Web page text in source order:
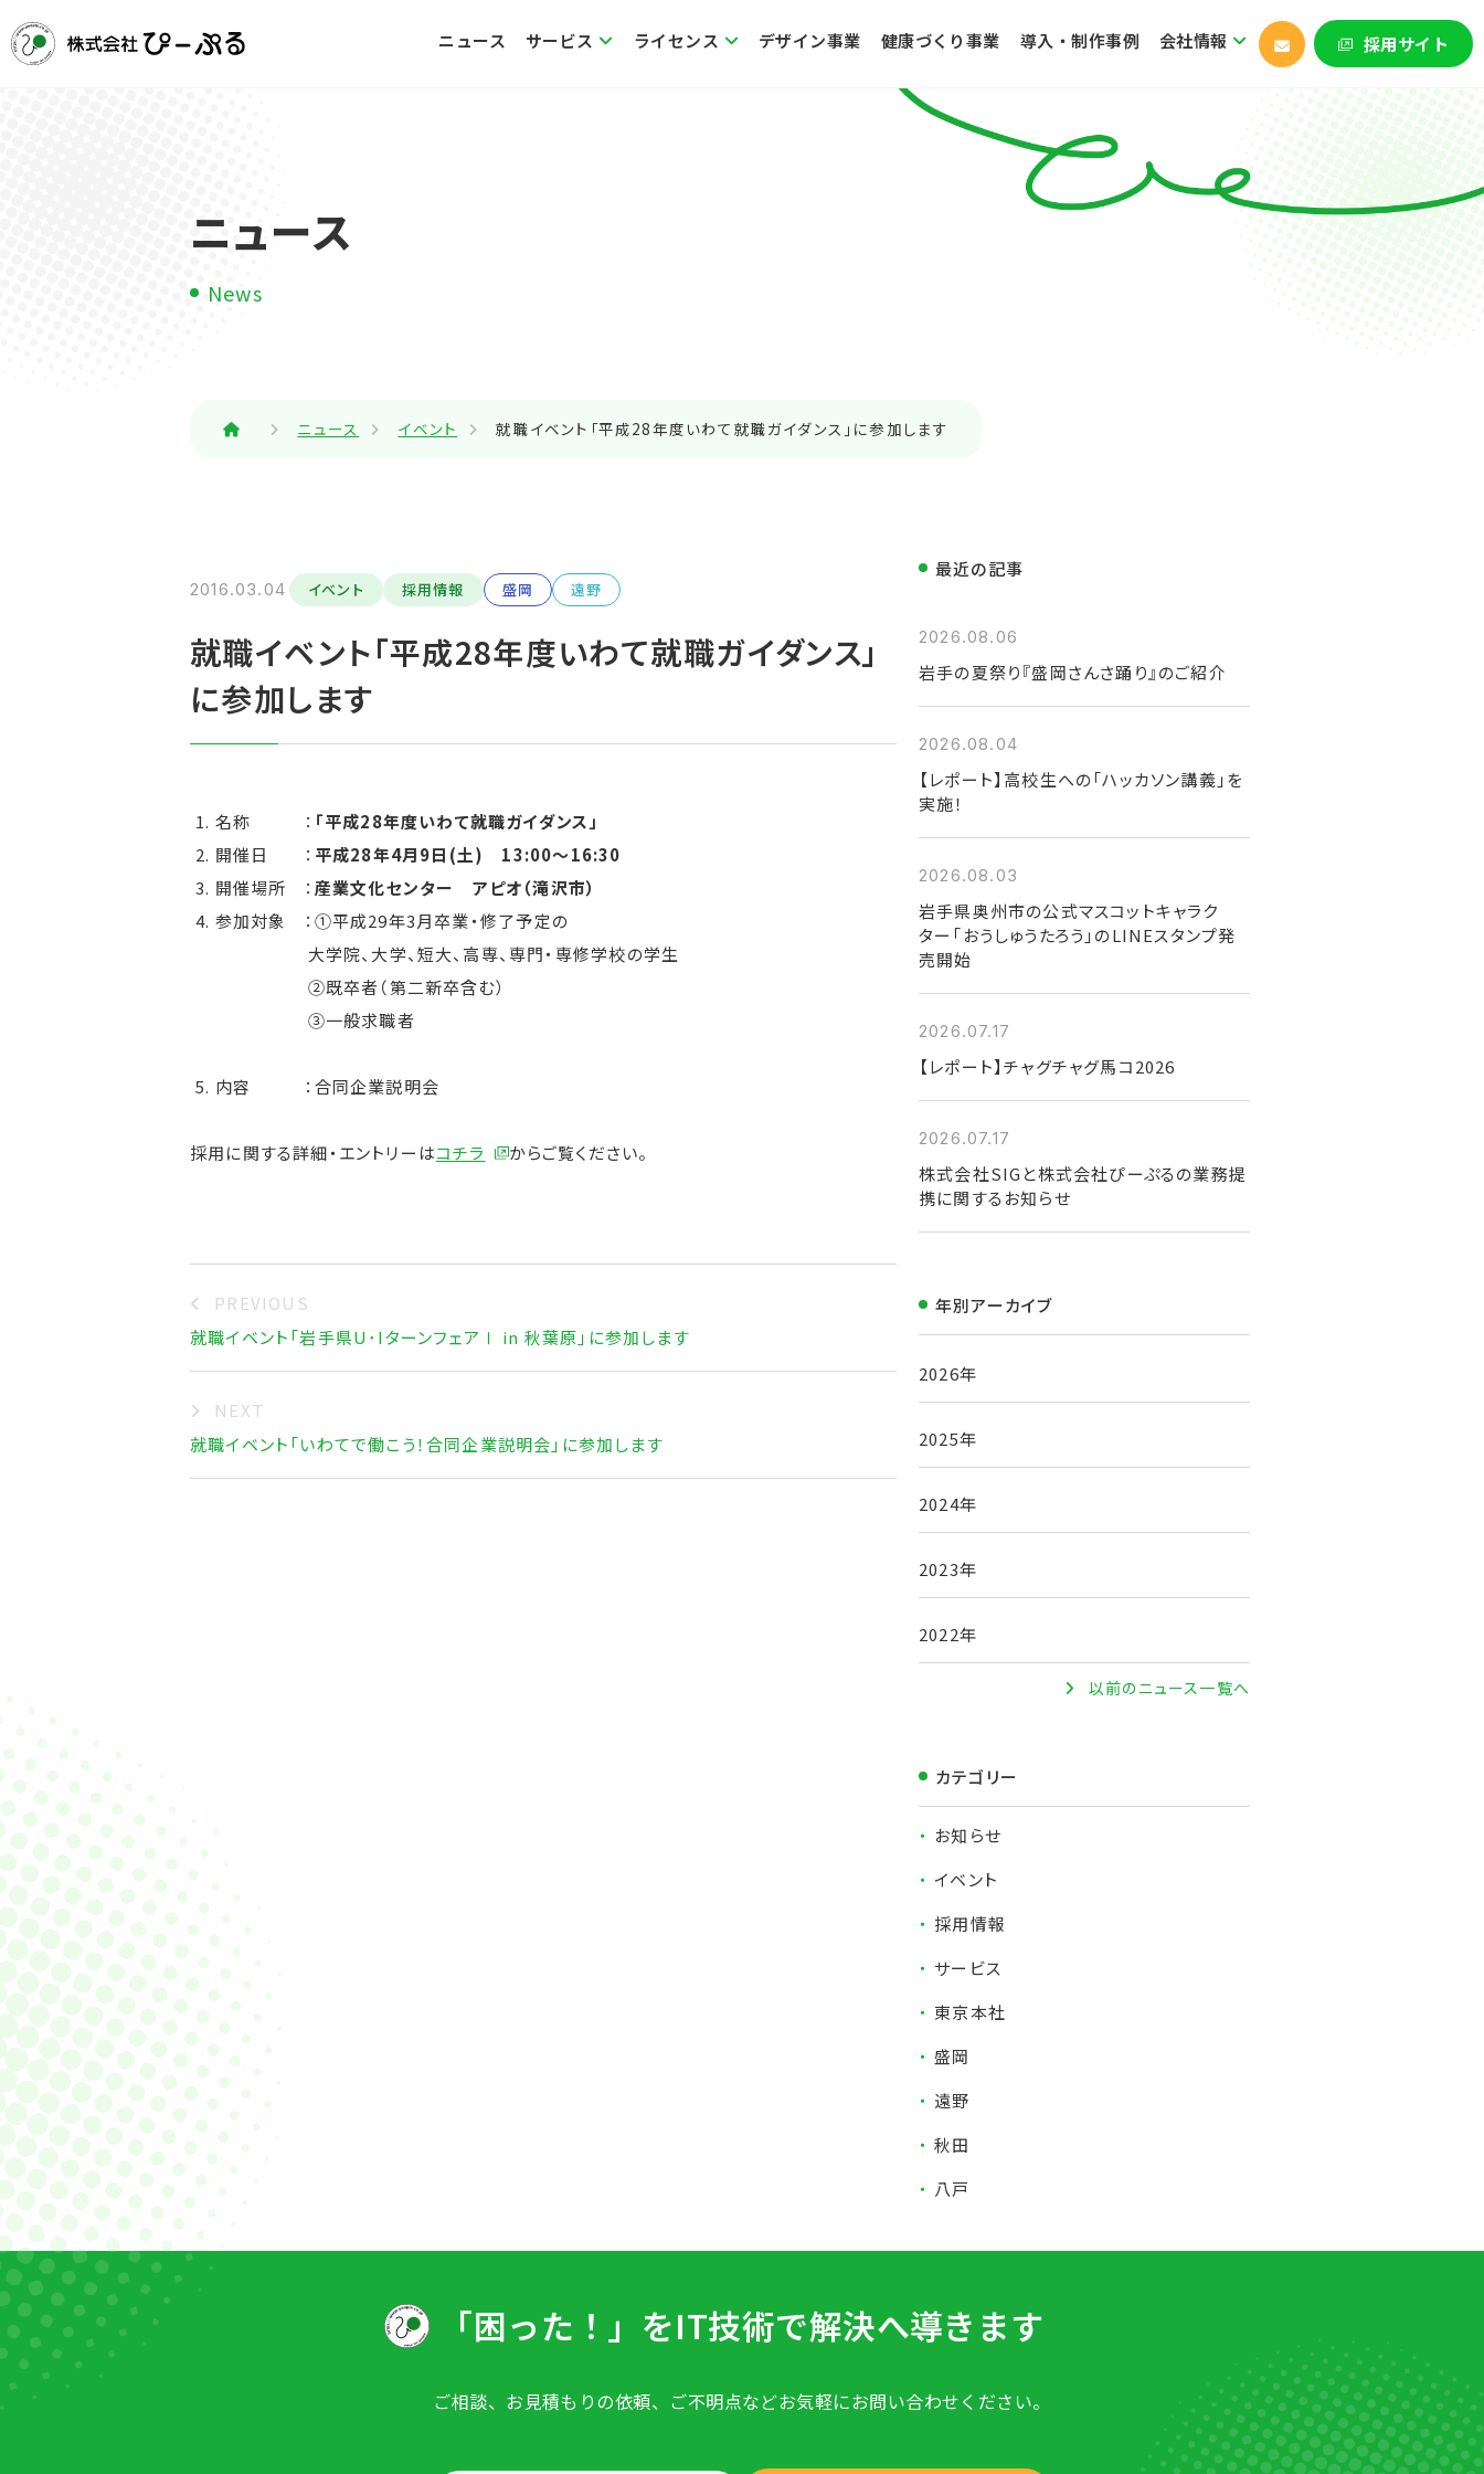
ニュース サービス ライセンス デザイン事業 健康づくり事業 導入・制作事例 会社情報 採用サイト
ニュース
News
ニュース イベント 就職イベント「平成28年度いわて就職ガイダンス」に参加します
2016.03.04 イベント 採用情報 盛岡 遠野
就職イベント「平成28年度いわて就職ガイダンス」
に参加します
名称 ： 「平成28年度いわて就職ガイダンス」
開催日 ： 平成28年4月9日(土) 13:00〜16:30
開催場所 ： 産業文化センター アピオ（滝沢市）
参加対象 ：①平成29年3月卒業・修了予定の
大学院、大学、短大、高専、専門・専修学校の学生
②既卒者（第二新卒含む）
③一般求職者
内容 ：合同企業説明会
採用に関する詳細・エントリーはコチラ からご覧ください。
PREVIOUS
就職イベント「岩手県U･IターンフェアⅠ in 秋葉原」に参加します
NEXT
就職イベント「いわてで働こう！合同企業説明会」に参加します
最近の記事
2026.08.06
岩手の夏祭り『盛岡さんさ踊り』のご紹介
2026.08.04
【レポート】高校生への「ハッカソン講義」を
実施！
2026.08.03
岩手県奥州市の公式マスコットキャラク
ター「おうしゅうたろう」のLINEスタンプ発
売開始
2026.07.17
【レポート】チャグチャグ馬コ2026
2026.07.17
株式会社SIGと株式会社ぴーぷるの業務提
携に関するお知らせ
年別アーカイブ
2026年
2025年
2024年
2023年
2022年
以前のニュース一覧へ
カテゴリー
お知らせ
イベント
採用情報
サービス
東京本社
盛岡
遠野
秋田
八戸
「困った！」をIT技術で解決へ導きます
ご相談、お見積もりの依頼、ご不明点などお気軽にお問い合わせください。